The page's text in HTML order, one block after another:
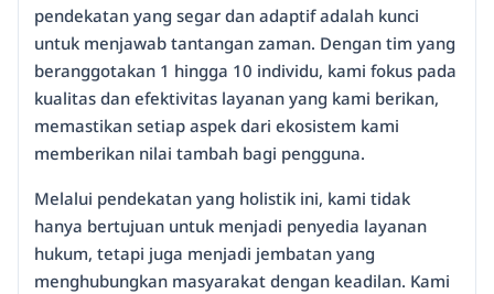
pendekatan yang segar dan adaptif adalah kunci
untuk menjawab tantangan zaman. Dengan tim yang
beranggotakan 1 hingga 10 individu, kami fokus pada
kualitas dan efektivitas layanan yang kami berikan,
memastikan setiap aspek dari ekosistem kami
memberikan nilai tambah bagi pengguna.
Melalui pendekatan yang holistik ini, kami tidak
hanya bertujuan untuk menjadi penyedia layanan
hukum, tetapi juga menjadi jembatan yang
menghubungkan masyarakat dengan keadilan. Kami